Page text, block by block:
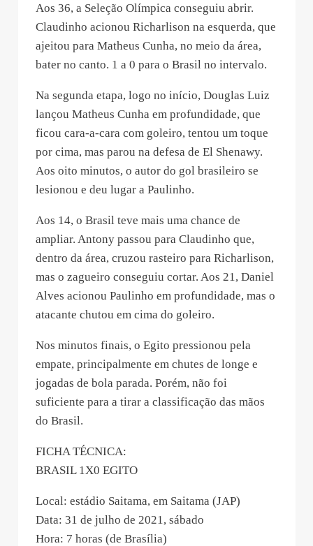
Aos 36, a Seleção Olímpica conseguiu abrir.
Claudinho acionou Richarlison na esquerda, que
ajeitou para Matheus Cunha, no meio da área,
bater no canto. 1 a 0 para o Brasil no intervalo.
Na segunda etapa, logo no início, Douglas Luiz
lançou Matheus Cunha em profundidade, que
ficou cara-a-cara com goleiro, tentou um toque
por cima, mas parou na defesa de El Shenawy.
Aos oito minutos, o autor do gol brasileiro se
lesionou e deu lugar a Paulinho.
Aos 14, o Brasil teve mais uma chance de
ampliar. Antony passou para Claudinho que,
dentro da área, cruzou rasteiro para Richarlison,
mas o zagueiro conseguiu cortar. Aos 21, Daniel
Alves acionou Paulinho em profundidade, mas o
atacante chutou em cima do goleiro.
Nos minutos finais, o Egito pressionou pela
empate, principalmente em chutes de longe e
jogadas de bola parada. Porém, não foi
suficiente para a tirar a classificação das mãos
do Brasil.
FICHA TÉCNICA:
BRASIL 1X0 EGITO
Local: estádio Saitama, em Saitama (JAP)
Data: 31 de julho de 2021, sábado
Hora: 7 horas (de Brasília)